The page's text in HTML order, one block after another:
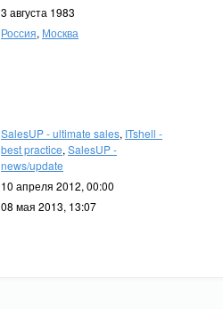
3 августа 1983
Россия, Москва
SalesUP - ultimate sales, ITshell -
best practice, SalesUP -
news/update
10 апреля 2012, 00:00
08 мая 2013, 13:07